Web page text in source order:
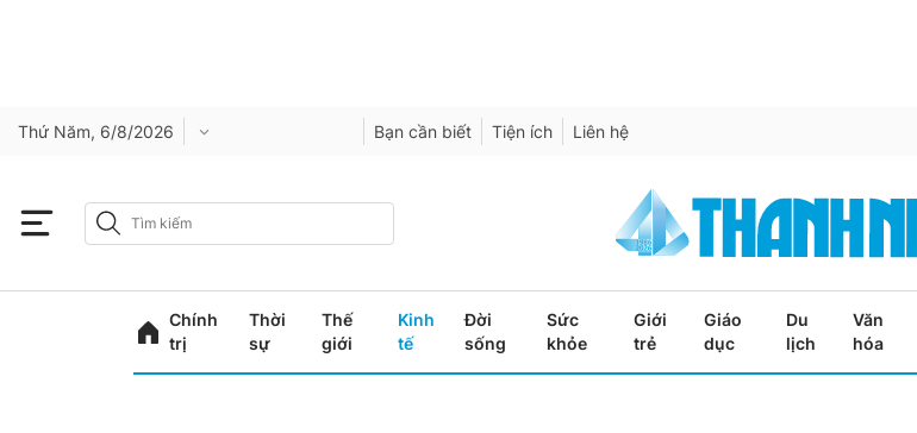
Thứ Năm, 6/8/2026 Bạn cần biết Tiện ích Liên hệ
Chính
trị
Thời
sự
Thế
giới
Kinh
tế
Đời
sống
Sức
khỏe
Giới
trẻ
Giáo
dục
Du
lịch
Văn
hóa